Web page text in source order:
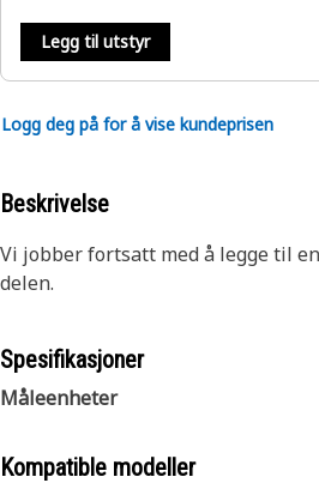
Legg til utstyr
Logg deg på for å vise kundeprisen
Beskrivelse
Vi jobber fortsatt med å legge til
delen.
Spesifikasjoner
Måleenheter
Kompatible modeller